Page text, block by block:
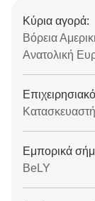
Κύρια αγορά:
Βόρεια
Ανατολική
Εμπορικά
BeLY